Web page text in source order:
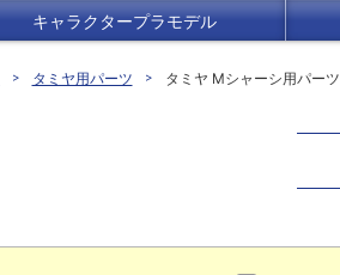
キャラクタープラモデル
タミヤ用パーツ タミヤ Mシャーシ用パーツ